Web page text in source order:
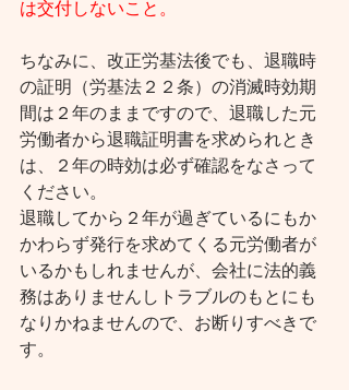
は交付しないこと。
ちなみに、改正労基法後でも、退職時
の証明（労基法２２条）の消滅時効期
間は２年のままですので、退職した元
労働者から退職証明書を求められとき
は、２年の時効は必ず確認をなさって
ください。
退職してから２年が過ぎているにもか
かわらず発行を求めてくる元労働者が
いるかもしれませんが、会社に法的義
務はありませんしトラブルのもとにも
なりかねませんので、お断りすべきで
す。